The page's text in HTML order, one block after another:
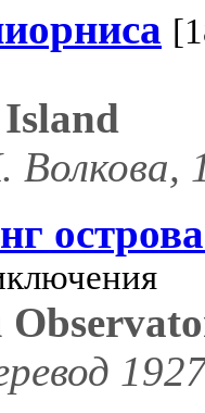
Волкова,